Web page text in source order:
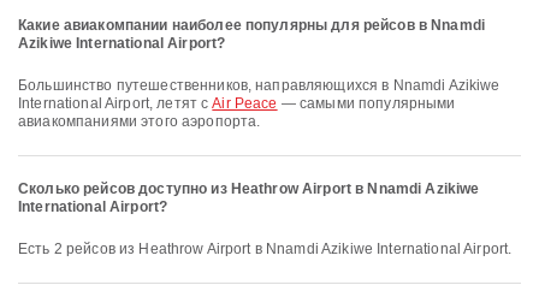
Какие авиакомпании наиболее популярны для рейсов в Nnamdi
Azikiwe International Airport?
Большинство путешественников, направляющихся в Nnamdi Azikiwe
International Airport, летят сAir Peace — самыми популярными
авиакомпаниями этого аэропорта.
Сколько рейсов доступно из Heathrow Airport в Nnamdi Azikiwe
International Airport?
Есть 2 рейсов из Heathrow Airport в Nnamdi Azikiwe International Airport.